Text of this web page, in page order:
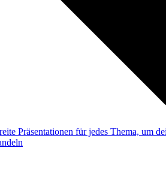
Präsentationen für jedes Thema, um